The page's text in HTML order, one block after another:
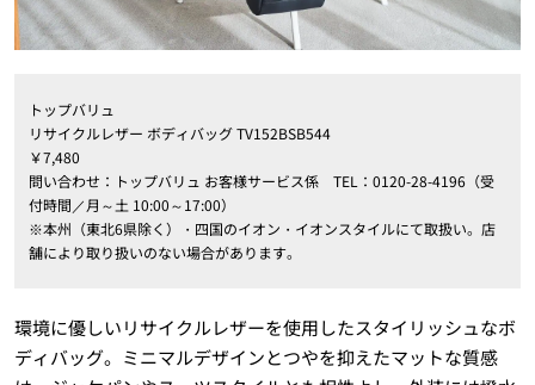
トップバリュ
リサイクルレザー ボディバッグ TV152BSB544
￥7,480
問い合わせ：トップバリュ お客様サービス係 TEL：0120-28-4196（受
付時間／月～土 10:00～17:00）
※本州（東北6県除く）・四国のイオン・イオンスタイルにて取扱い。店
舗により取り扱いのない場合があります。
環境に優しいリサイクルレザーを使用したスタイリッシュなボ
ディバッグ。ミニマルデザインとつやを抑えたマットな質感